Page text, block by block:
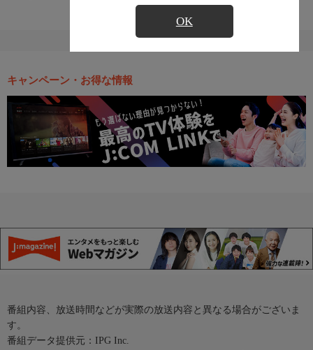
OK
キャンペーン・お得な情報
番組内容、放送時間などが実際の放送内容と異なる場合がございま
す。
番組データ提供元：IPG Inc.